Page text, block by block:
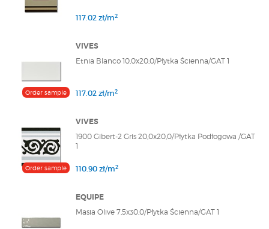
117.02 zł/m2
Order sample
VIVES
Etnia Blanco 10,0x20,0/Płytka Ścienna/GAT 1
117.02 zł/m2
Order sample
VIVES
1900 Gibert-2 Gris 20,0x20,0/Płytka Podłogowa /GAT
1
110.90 zł/m2
EQUIPE
Masia Olive 7,5x30,0/Płytka Ścienna/GAT 1